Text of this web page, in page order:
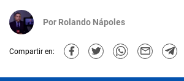
Por Rolando Nápoles
Compartir en: